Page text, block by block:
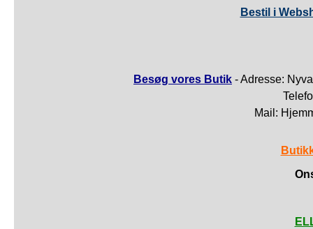
Bestil i
Besøg vores Butik - Adresse:
Mail: